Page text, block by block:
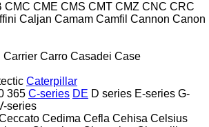
CMC CME CMS CMT CMZ CNC CRC
Caljan Camam Camfil Cannon Canon
Carrier Carro Casadei Case
Caterpillar
365 C-series DE D series E-series G-
series
Cedima Cefla Cehisa Celsius